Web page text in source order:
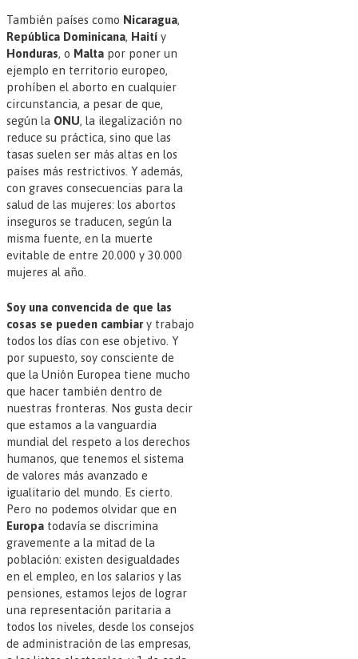
También países como Nicaragua,
República Dominicana, Haití y
Honduras, o Malta por poner un
ejemplo en territorio europeo,
prohíben el aborto en cualquier
circunstancia, a pesar de que,
según la ONU, la ilegalización no
reduce su práctica, sino que las
tasas suelen ser más altas en los
países más restrictivos. Y además,
con graves consecuencias para la
salud de las mujeres: los abortos
inseguros se traducen, según la
misma fuente, en la muerte
evitable de entre 20.000 y 30.000
mujeres al año.
Soy una convencida de que las
cosas se pueden cambiary trabajo
todos los días con ese objetivo. Y
por supuesto, soy consciente de
que la Unión Europea tiene mucho
que hacer también dentro de
nuestras fronteras. Nos gusta decir
que estamos a la vanguardia
mundial del respeto a los derechos
humanos, que tenemos el sistema
de valores más avanzado e
igualitario del mundo. Es cierto.
Pero no podemos olvidar que en
Europa todavía se discrimina
gravemente a la mitad de la
población: existen desigualdades
en el empleo, en los salarios y las
pensiones, estamos lejos de lograr
una representación paritaria a
todos los niveles, desde los consejos
de administración de las empresas,